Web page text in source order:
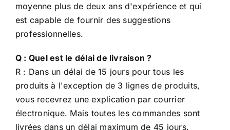
est capable de fournir des suggestions
professionnelles.
R : Dans un délai de 15 jours pour tous les
produits à l'exception de 3 lignes de produits,
vous recevrez une explication par courrier
électronique. Mais toutes les commandes sont
livrées dans un délai maximum de 45 jours.